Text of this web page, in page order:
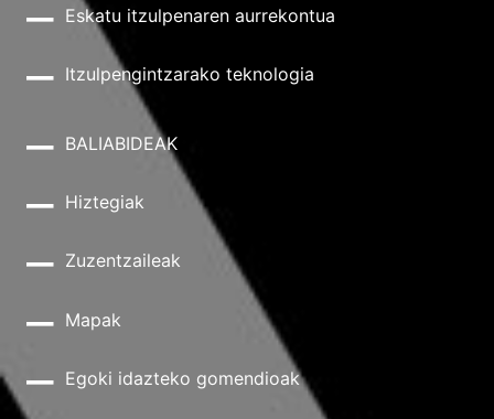
Eskatu itzulpenaren aurrekontua
Itzulpengintzarako teknologia
BALIABIDEAK
Hiztegiak
Zuzentzaileak
Mapak
Egoki idazteko gomendioak